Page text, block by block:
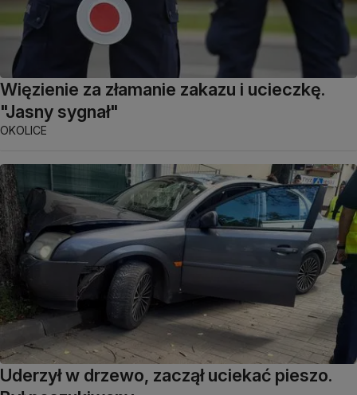
Więzienie za złamanie zakazu i ucieczkę.
"Jasny sygnał"
OKOLICE
Uderzył w drzewo, zaczął uciekać pieszo.